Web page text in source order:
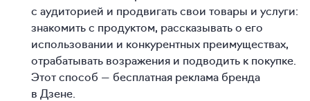
с аудиторией и продвигать свои товары и услуги:
знакомить с продуктом, рассказывать о его
использовании и конкурентных преимуществах,
отрабатывать возражения и подводить к покупке.
Этот способ — бесплатная реклама бренда
в Дзене.